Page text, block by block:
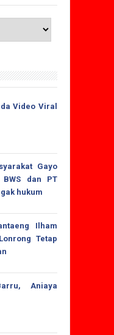
Video Viral
Gayo
BWS dan PT
hukum
Ilham
Tetap
Aniaya